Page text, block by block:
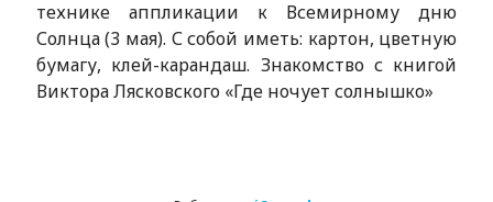
технике аппликации к Всемирному дню
Солнца (3 мая). С собой иметь: картон, цветную
бумагу, клей-карандаш. Знакомство с книгой
Виктора Лясковского «Где ночует солнышко»